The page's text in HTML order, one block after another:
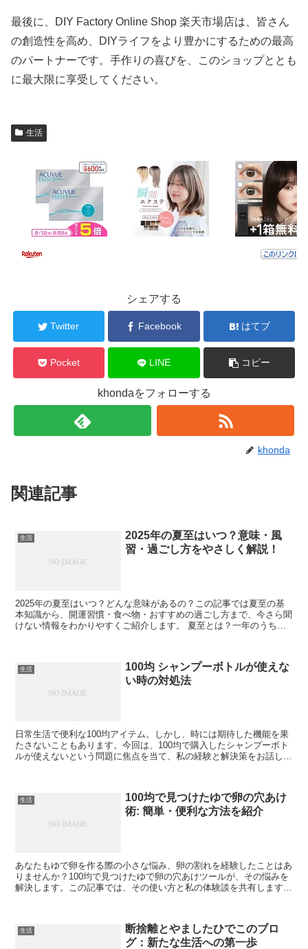
最後に、DIY Factory Online Shop 楽天市場店は、皆さん
の創造性を高め、DIYライフをより豊かにするための最高
のパートナーです。手作りの喜びを、このショップととも
に最大限に享受してください。
生活
シェアする
Twitter Facebook はてブ
Pocket LINE コピー
khondaをフォローする
khonda
関連記事
生活
2025年の夏至はいつ？意味・風
習・過ごし方をやさしく解説！
2025年の夏至はいつ？どんな意味があるの？この記事では夏至の基
本知識から、開運習慣・食べ物・おすすめの過ごし方まで、今さら聞
けない情報をわかりやすくご紹介します。 夏至とは？一年のうちで
生活
100均 シャンプーボトルが使えな
い時の対処法
日常生活で便利な100均アイテム。しかし、時には期待した機能を果
たさないこともあります。今回は、100均で購入したシャンプーボト
ルが使えないという問題に焦点を当て、私の経験と解決策をお話しし
生活
100均で見つけたゆで卵の穴あけ
術: 簡単・便利な方法を紹介
あなたもゆで卵を作る際の小さな悩み、卵の割れを経験したことはあ
りませんか？100均で見つけたゆで卵の穴あけツールが、その悩みを
解決します。この記事では、その使い方と私の体験談を共有します。
生活
断捨離とやましたひでこのブロ
グ：新たな生活への第一歩